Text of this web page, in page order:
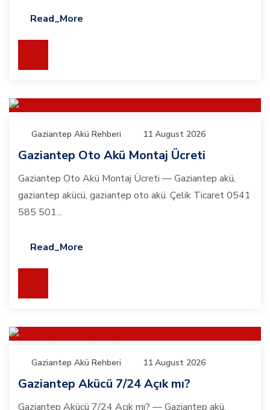
Read_More
Gaziantep Akü Rehberi 11 August 2026
Gaziantep Oto Akü Montaj Ücreti
Gaziantep Oto Akü Montaj Ücreti — Gaziantep akü,
gaziantep akücü, gaziantep oto akü. Çelik Ticaret 0541
585 501...
Read_More
Gaziantep Akü Rehberi 11 August 2026
Gaziantep Akücü 7/24 Açık mı?
Gaziantep Akücü 7/24 Açık mı? — Gaziantep akü,